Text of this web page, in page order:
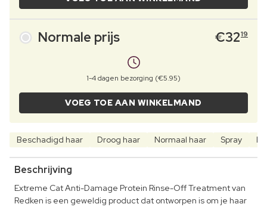
Normale prijs €3219
1-4 dagen bezorging (€5.95)
VOEG TOE AAN WINKELMAND
Beschadigd haar Droog haar Normaal haar Spray
Beschrijving
Extreme Cat Anti-Damage Protein Rinse-Off Treatment van
Redken is een geweldig product dat ontworpen is om je haar